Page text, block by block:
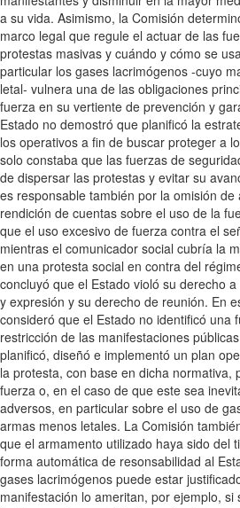
a su vida. Asimismo, la Comisión
marco legal que regule el actuar de las
protestas masivas y cuándo y cómo se
particular los gases lacrimógenos -cuyo
letal- vulnera una de las obligaciones
fuerza en su vertiente de prevención y
Estado no demostró que planificó la
los operativos a fin de buscar proteger a
solo constaba que las fuerzas de
de dispersar las protestas y evitar su
es responsable también por la omisión
rendición de cuentas sobre el uso de la
que el uso excesivo de fuerza contra el
mientras el comunicador social cubría la
en una protesta social en contra del
concluyó que el Estado violó su derecho
y expresión y su derecho de reunión. En
consideró que el Estado no identificó una
restricción de las manifestaciones
planificó, diseñó e implementó un plan
la protesta, con base en dicha normativa,
fuerza o, en el caso de que este sea
adversos, en particular sobre el uso de
armas menos letales. La Comisión
que el armamento utilizado haya sido del
forma automática de resonsabilidad al
gases lacrimógenos puede estar
manifestación lo ameritan, por ejemplo,